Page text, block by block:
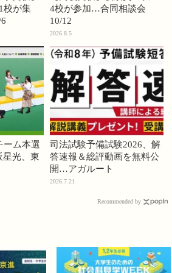
校が集
4校が参加…合同相談会
10/12
2026.8.5
ーム本選
光、東
司法試験予備試験2026、解
答速報＆総評動画を無料公
開…アガルート
2026.7.21
Recommended by